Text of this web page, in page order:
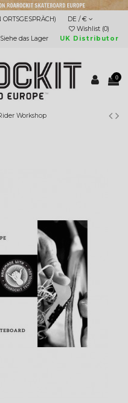
DE / €
Wishlist (0)
Siehe das Lager UK Distributor
0
Workshop